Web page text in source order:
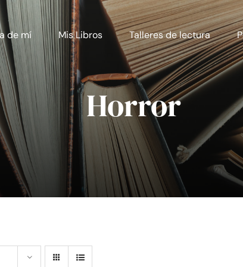
de mí Mis Libros Talleres de lectura
Horror